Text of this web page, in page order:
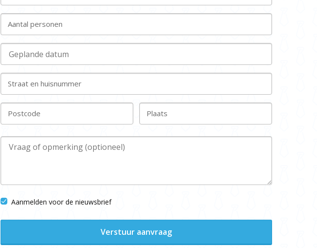
Aantal personen
Straat en huisnummer
Postcode Plaats
Aanmelden voor de nieuwsbrief
Verstuur aanvraag